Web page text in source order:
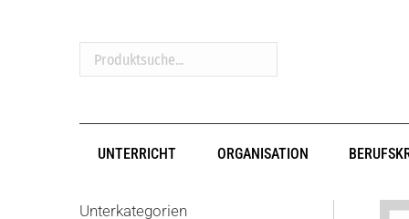
Produktsuche...
UNTERRICHT ORGANISATION
Unterkategorien